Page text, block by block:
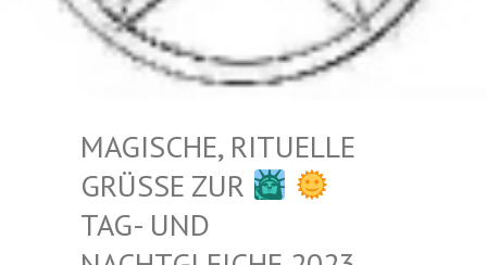
MAGISCHE, RITUELLE
GRÜSSE ZUR
TAG- UND